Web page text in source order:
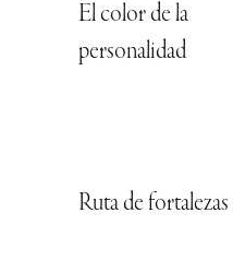
El color de la
personalidad
Ruta de fortalezas